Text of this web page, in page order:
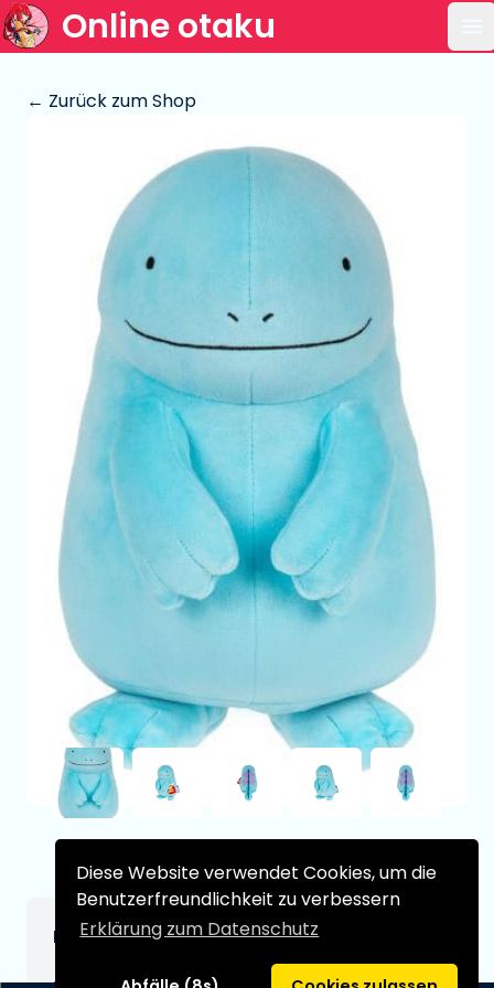
Diese Website verwendet Cookies, um die
Benutzerfreundlichkeit zu verbessern
Erklärung zum Datenschutz
Online otaku
← Zurück zum Shop
Pokémon Plüschfigur Morlord 30 cm